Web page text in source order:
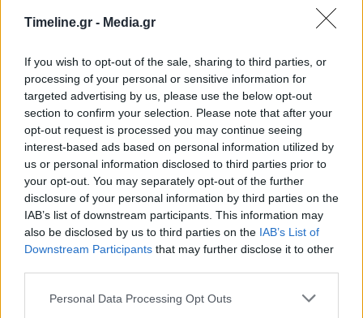
Timeline.gr - Media.gr
If you wish to opt-out of the sale, sharing to third parties, or
processing of your personal or sensitive information for
targeted advertising by us, please use the below opt-out
section to confirm your selection. Please note that after your
opt-out request is processed you may continue seeing
interest-based ads based on personal information utilized by
us or personal information disclosed to third parties prior to
your opt-out. You may separately opt-out of the further
disclosure of your personal information by third parties on the
IAB’s list of downstream participants. This information may
also be disclosed by us to third parties on the IAB’s List of
Downstream Participants that may further disclose it to other
Personal Data Processing Opt Outs
Γεωργία: Ο πρώην πρόεδρος της χώρας
δηλητηριάστηκε στη φυλακή
15:16 - 5 Δεκεμβρίου 2022
Ο Μιχαήλ Σαακασβίλι κινδύνευε να πεθάνει αν δεν
είχε λάβει τη σωστή θεραπεία